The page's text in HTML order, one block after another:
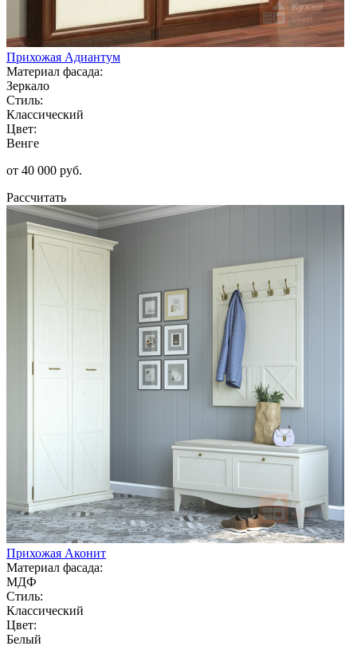
Прихожая Адиантум
Материал фасада:
Зеркало
Стиль:
Классический
Цвет:
Венге
от 40 000 руб.
Рассчитать
Прихожая Аконит
Материал фасада:
МДФ
Стиль:
Классический
Цвет:
Белый